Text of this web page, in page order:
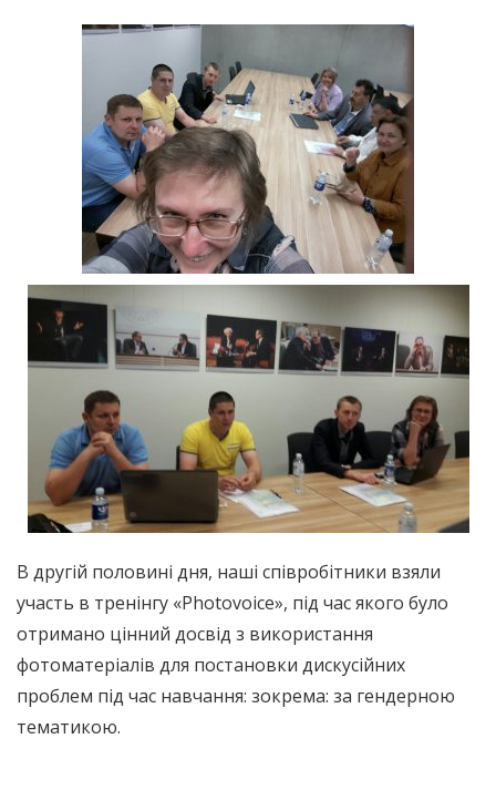
В другій половині дня, наші співробітники взяли
участь в тренінгу «Photovoice», під час якого було
отримано цінний досвід з використання
фотоматеріалів для постановки дискусійних
проблем під час навчання: зокрема: за гендерною
тематикою.